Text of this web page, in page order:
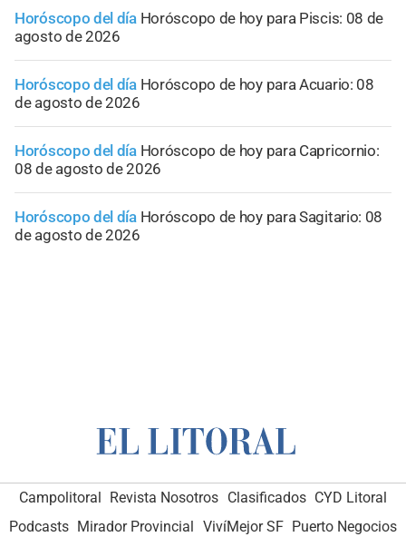
Horóscopo del día Horóscopo de hoy para Piscis: 08 de
agosto de 2026
Horóscopo del día Horóscopo de hoy para Acuario: 08
de agosto de 2026
Horóscopo del día Horóscopo de hoy para Capricornio:
08 de agosto de 2026
Horóscopo del día Horóscopo de hoy para Sagitario: 08
de agosto de 2026
Campolitoral Revista Nosotros Clasificados CYD Litoral
Podcasts Mirador Provincial VivíMejor SF Puerto Negocios